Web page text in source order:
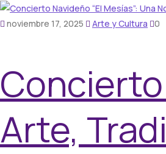
noviembre 17, 2025 Arte y Cultura 0
Concierto
Arte,